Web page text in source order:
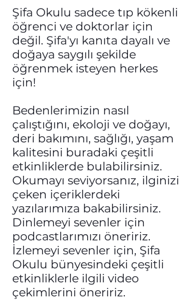
Şifa Okulu sadece tıp kökenli
öğrenci ve doktorlar için
değil. Şifa'yı kanıta dayalı ve
doğaya saygılı şekilde
öğrenmek isteyen herkes
için!
Bedenlerimizin nasıl
çalıştığını, ekoloji ve doğayı,
deri bakımını, sağlığı, yaşam
kalitesini buradaki çeşitli
etkinliklerde bulabilirsiniz.
Okumayı seviyorsanız, ilginizi
çeken içeriklerdeki
yazılarımıza bakabilirsiniz.
Dinlemeyi sevenler için
podcastlarımızı öneririz.
İzlemeyi sevenler için, Şifa
Okulu bünyesindeki çeşitli
etkinliklerle ilgili video
çekimlerini öneririz.